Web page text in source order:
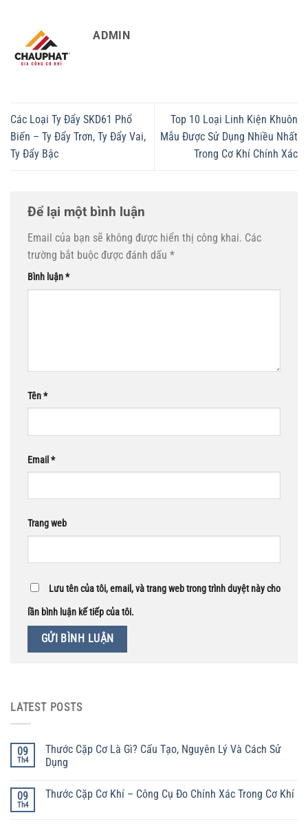
ADMIN
Các Loại Ty Đẩy SKD61 Phổ
Biến – Ty Đẩy Trơn, Ty Đẩy Vai,
Ty Đẩy Bậc
Top 10 Loại Linh Kiện Khuôn
Mẫu Được Sử Dụng Nhiều Nhất
Trong Cơ Khí Chính Xác
Để lại một bình luận
Email của bạn sẽ không được hiển thị công khai. Các
trường bắt buộc được đánh dấu *
Bình luận*
Tên*
Email *
Trang web
Lưu tên của tôi, email, và trang web trong trình duyệt này cho
lần bình luận kế tiếp của tôi.
LATEST POSTS
09
Th4
Thước Cặp Cơ Là Gì? Cấu Tạo, Nguyên Lý Và Cách Sử
Dụng
09
Th4
Thước Cặp Cơ Khí – Công Cụ Đo Chính Xác Trong Cơ Khí